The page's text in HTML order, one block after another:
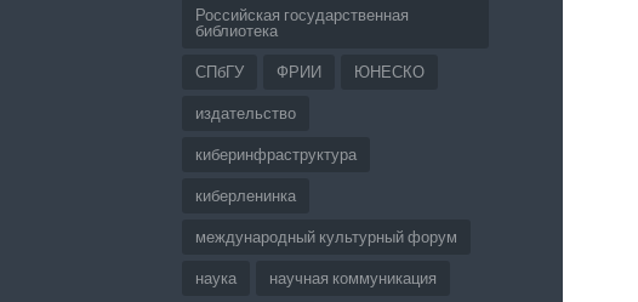
Российская государственная
библиотека
СПбГУ ФРИИ ЮНЕСКО
издательство
киберинфраструктура
киберленинка
международный культурный форум
наука научная коммуникация